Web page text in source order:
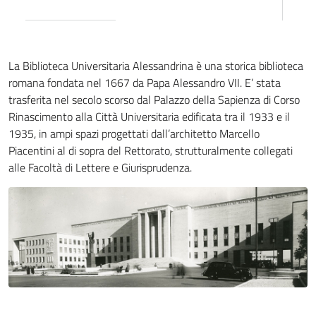
La Biblioteca Universitaria Alessandrina è una storica biblioteca
romana fondata nel 1667 da Papa Alessandro VII. E’ stata
trasferita nel secolo scorso dal Palazzo della Sapienza di Corso
Rinascimento alla Città Universitaria edificata tra il 1933 e il
1935, in ampi spazi progettati dall’architetto Marcello
Piacentini al di sopra del Rettorato, strutturalmente collegati
alle Facoltà di Lettere e Giurisprudenza.